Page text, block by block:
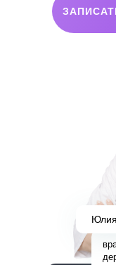
сервисов.